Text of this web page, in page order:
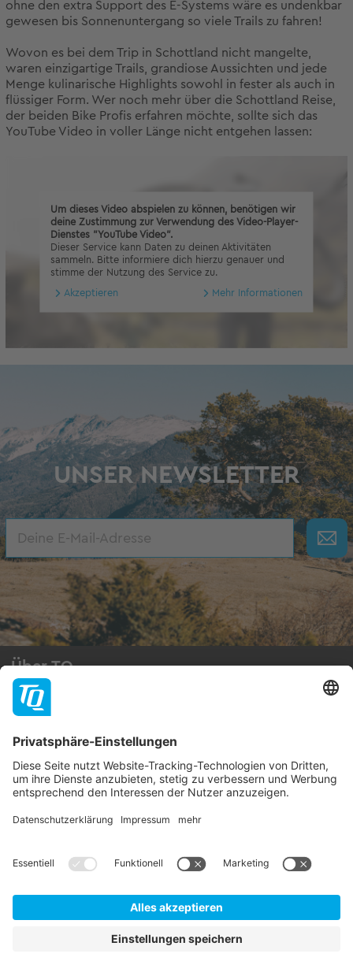
ohne den extra Support des E-Systems wäre es undenkbar
gewesen bis Sonnenuntergang so viele Trails zu fahren!
Wovon es bei dem Trip in Schottland nicht mangelte,
waren einzigartige Trails, grandiose Aussichten und jede
Menge kulinarische Highlights sowohl in fester als auch in
flüssiger Form. Wer noch mehr über die Schottland Reise,
der beiden Bike Profis erfahren möchte, sollte sich das
YouTube Video in voller Länge nicht entgehen lassen:
Um dieses Video abspielen zu können, benötigen wir
deine Zustimmung zur Verwendung des Video-Player-
Dienstes "YouTube Video".
Dieser Service kann Daten zu deinen Aktivitäten
sammeln. Bitte informiere dich hierzu genauer und
stimme der Nutzung des Service zu.
Akzeptieren Mehr Informationen
UNSER NEWSLETTER
Über TQ
TQ-Group
Jobs
Hilfe & Support
Kontakt
Händlerportal
Folge uns